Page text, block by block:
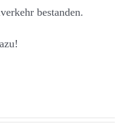
bestanden.